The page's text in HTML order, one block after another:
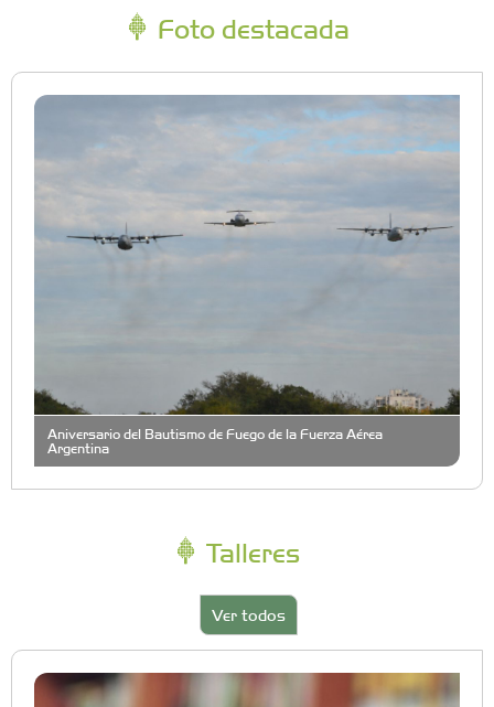
Foto destacada
Aniversario del Bautismo de Fuego de la Fuerza Aérea
Argentina
Talleres
Ver todos